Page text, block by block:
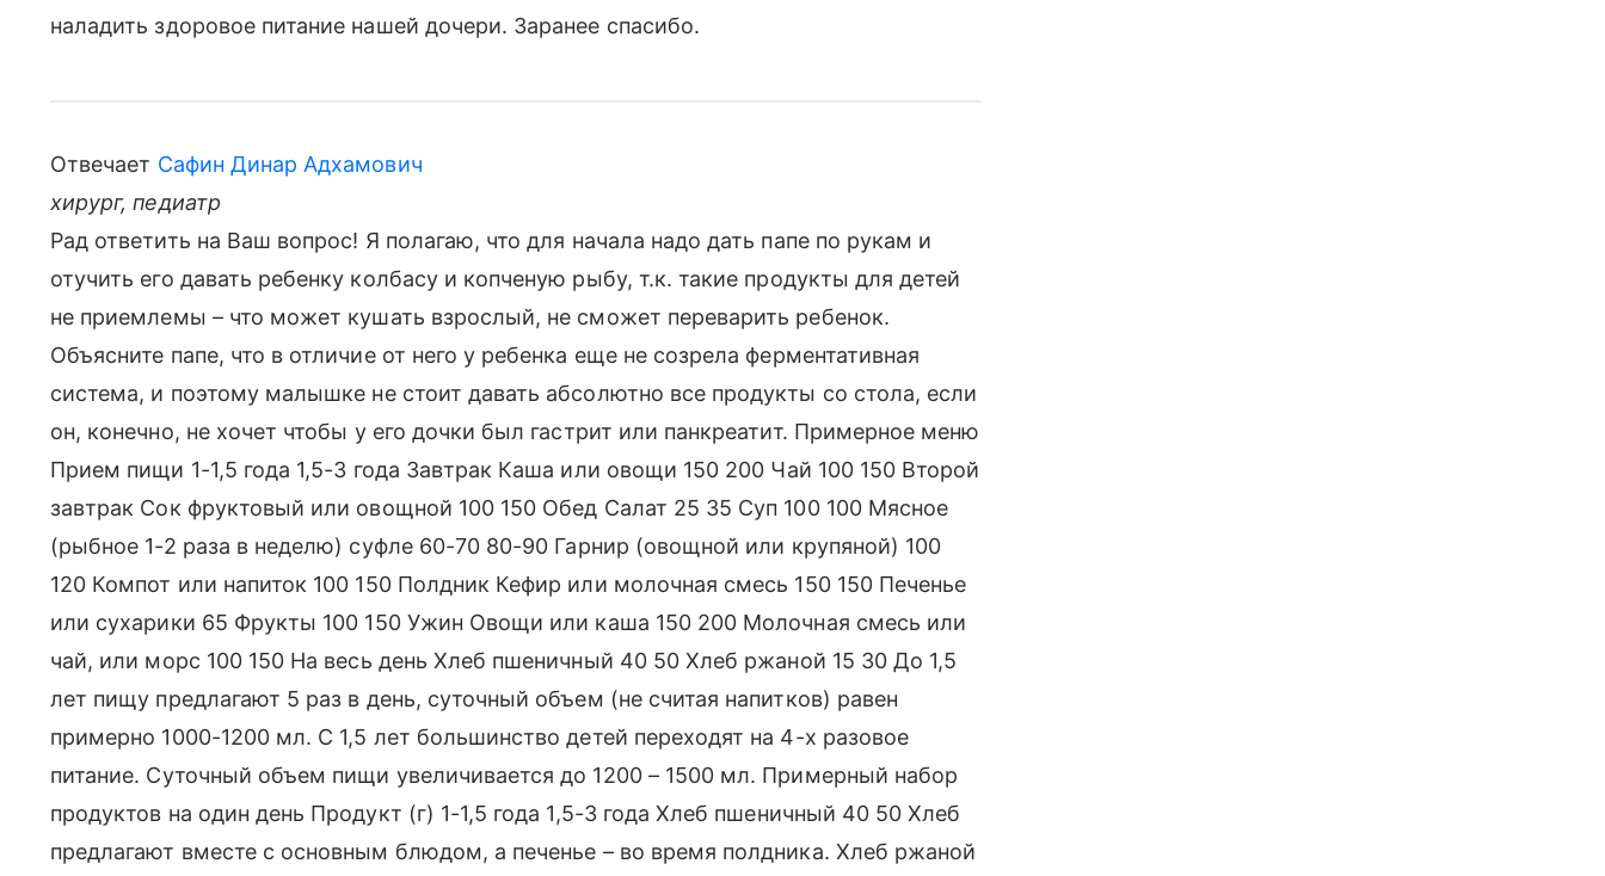
наладить здоровое питание нашей дочери. Заранее спасибо.
Отвечает Сафин Динар Адхамович
хирург, педиатр
Рад ответить на Ваш вопрос! Я полагаю, что для начала надо дать папе по рукам и
отучить его давать ребенку колбасу и копченую рыбу, т.к. такие продукты для детей
не приемлемы – что может кушать взрослый, не сможет переварить ребенок.
Объясните папе, что в отличие от него у ребенка еще не созрела ферментативная
система, и поэтому малышке не стоит давать абсолютно все продукты со стола, если
он, конечно, не хочет чтобы у его дочки был гастрит или панкреатит. Примерное меню
Прием пищи 1-1,5 года 1,5-3 года Завтрак Каша или овощи 150 200 Чай 100 150 Второй
завтрак Сок фруктовый или овощной 100 150 Обед Салат 25 35 Суп 100 100 Мясное
(рыбное 1-2 раза в неделю) суфле 60-70 80-90 Гарнир (овощной или крупяной) 100
120 Компот или напиток 100 150 Полдник Кефир или молочная смесь 150 150 Печенье
или сухарики 65 Фрукты 100 150 Ужин Овощи или каша 150 200 Молочная смесь или
чай, или морс 100 150 На весь день Хлеб пшеничный 40 50 Хлеб ржаной 15 30 До 1,5
лет пищу предлагают 5 раз в день, суточный объем (не считая напитков) равен
примерно 1000-1200 мл. С 1,5 лет большинство детей переходят на 4-х разовое
питание. Суточный объем пищи увеличивается до 1200 – 1500 мл. Примерный набор
продуктов на один день Продукт (г) 1-1,5 года 1,5-3 года Хлеб пшеничный 40 50 Хлеб
предлагают вместе с основным блюдом, а печенье – во время полдника. Хлеб ржаной